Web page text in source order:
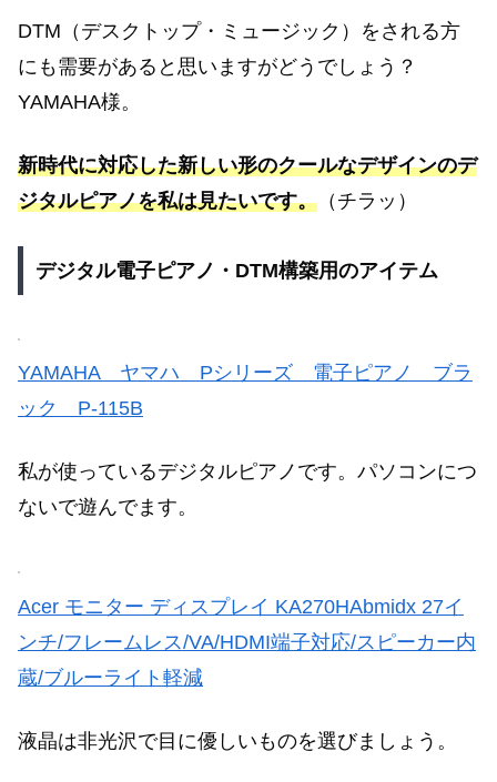
DTM（デスクトップ・ミュージック）をされる方
にも需要があると思いますがどうでしょう？
YAMAHA様。
新時代に対応した新しい形のクールなデザインのデ
ジタルピアノを私は見たいです。 （チラッ）
デジタル電子ピアノ・DTM構築用のアイテム
YAMAHA ヤマハ Pシリーズ 電子ピアノ ブラ
ック P-115B
私が使っているデジタルピアノです。パソコンにつ
ないで遊んでます。
Acer モニター ディスプレイ KA270HAbmidx 27イ
ンチ/フレームレス/VA/HDMI端子対応/スピーカー内
蔵/ブルーライト軽減
液晶は非光沢で目に優しいものを選びましょう。